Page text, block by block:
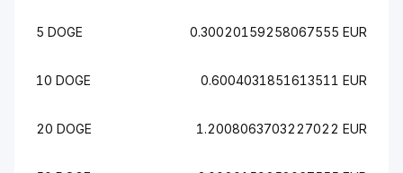
5 DOGE 0.30020159258067555 EUR
10 DOGE 0.6004031851613511 EUR
20 DOGE 1.2008063703227022 EUR